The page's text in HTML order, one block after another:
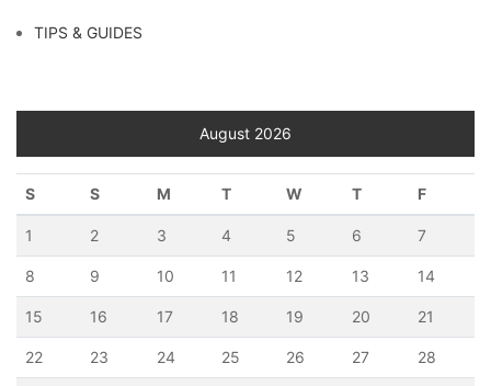
TIPS & GUIDES
August 2026
S S M T W T F
1 2 3 4 5 6 7
8 9 10 11 12 13 14
15 16 17 18 19 20 21
22 23 24 25 26 27 28